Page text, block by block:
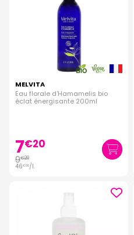
MELVITA
Eau florale d'Hamamelis bio
éclat énergisante 200ml
7€20
9€20
46€00/l.